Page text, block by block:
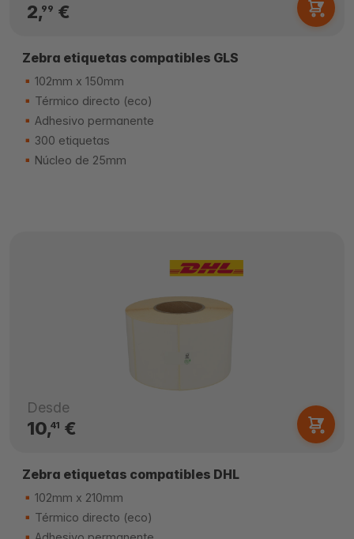
2,99 €
Zebra etiquetas compatibles GLS
102mm x 150mm
Térmico directo (eco)
Adhesivo permanente
300 etiquetas
Núcleo de 25mm
Desde
10,41 €
Zebra etiquetas compatibles DHL
102mm x 210mm
Térmico directo (eco)